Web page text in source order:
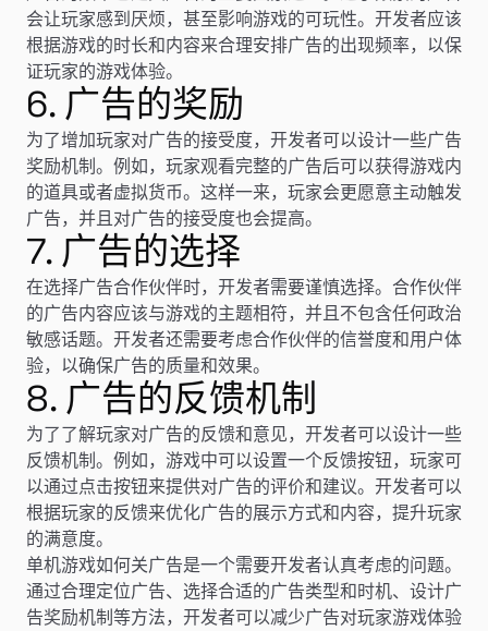
会让玩家感到厌烦，甚至影响游戏的可玩性。开发者应该
根据游戏的时长和内容来合理安排广告的出现频率，以保
证玩家的游戏体验。
6. 广告的奖励
为了增加玩家对广告的接受度，开发者可以设计一些广告
奖励机制。例如，玩家观看完整的广告后可以获得游戏内
的道具或者虚拟货币。这样一来，玩家会更愿意主动触发
广告，并且对广告的接受度也会提高。
7. 广告的选择
在选择广告合作伙伴时，开发者需要谨慎选择。合作伙伴
的广告内容应该与游戏的主题相符，并且不包含任何政治
敏感话题。开发者还需要考虑合作伙伴的信誉度和用户体
验，以确保广告的质量和效果。
8. 广告的反馈机制
为了了解玩家对广告的反馈和意见，开发者可以设计一些
反馈机制。例如，游戏中可以设置一个反馈按钮，玩家可
以通过点击按钮来提供对广告的评价和建议。开发者可以
根据玩家的反馈来优化广告的展示方式和内容，提升玩家
的满意度。
单机游戏如何关广告是一个需要开发者认真考虑的问题。
通过合理定位广告、选择合适的广告类型和时机、设计广
告奖励机制等方法，开发者可以减少广告对玩家游戏体验